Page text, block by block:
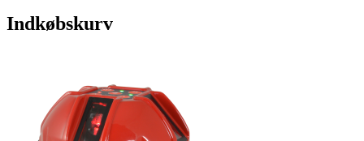
Indkøbskurv